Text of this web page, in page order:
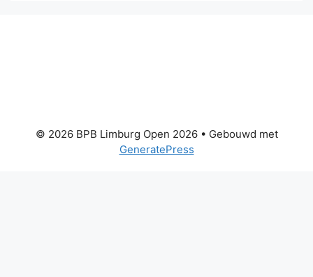
© 2026 BPB Limburg Open 2026• Gebouwd met
GeneratePress